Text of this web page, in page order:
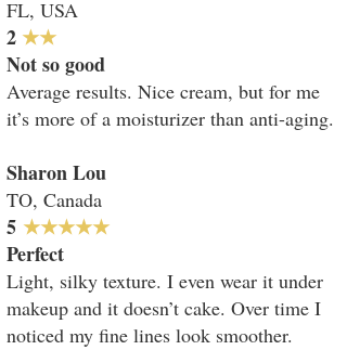
FL, USA
2 ★★
Not so good
Average results. Nice cream, but for me
it’s more of a moisturizer than anti-aging.
Sharon Lou
TO, Canada
​5 ★★★★★
Perfect
Light, silky texture. I even wear it under
makeup and it doesn’t cake. Over time I
noticed my fine lines look smoother.